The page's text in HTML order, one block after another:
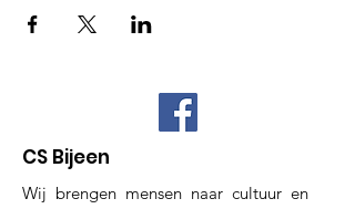
CS Bijeen
Wij brengen mensen naar cultuur en